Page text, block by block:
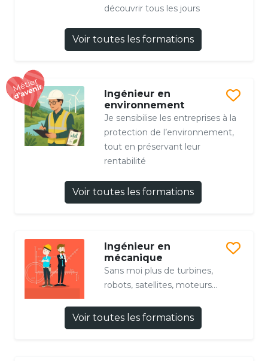
découvrir tous les jours
Voir toutes les formations
Ingénieur en
environnement
Je sensibilise les entreprises à la
protection de l’environnement,
tout en préservant leur
rentabilité
Voir toutes les formations
Ingénieur en
mécanique
Sans moi plus de turbines,
robots, satellites, moteurs...
Voir toutes les formations